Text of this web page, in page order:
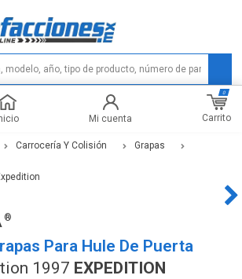
Mi cuenta Carrito
0
Carrocería Y Colisión
Grapas
Para Hule De Puerta
1997 EXPEDITION